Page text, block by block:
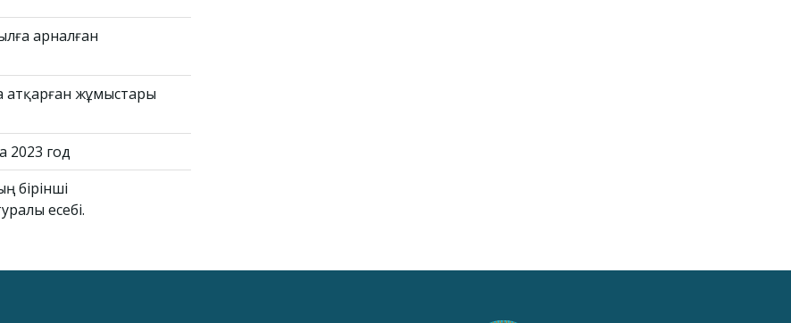
арналған
атқарған жұмыстары
2023 год
бірінші
есебі.